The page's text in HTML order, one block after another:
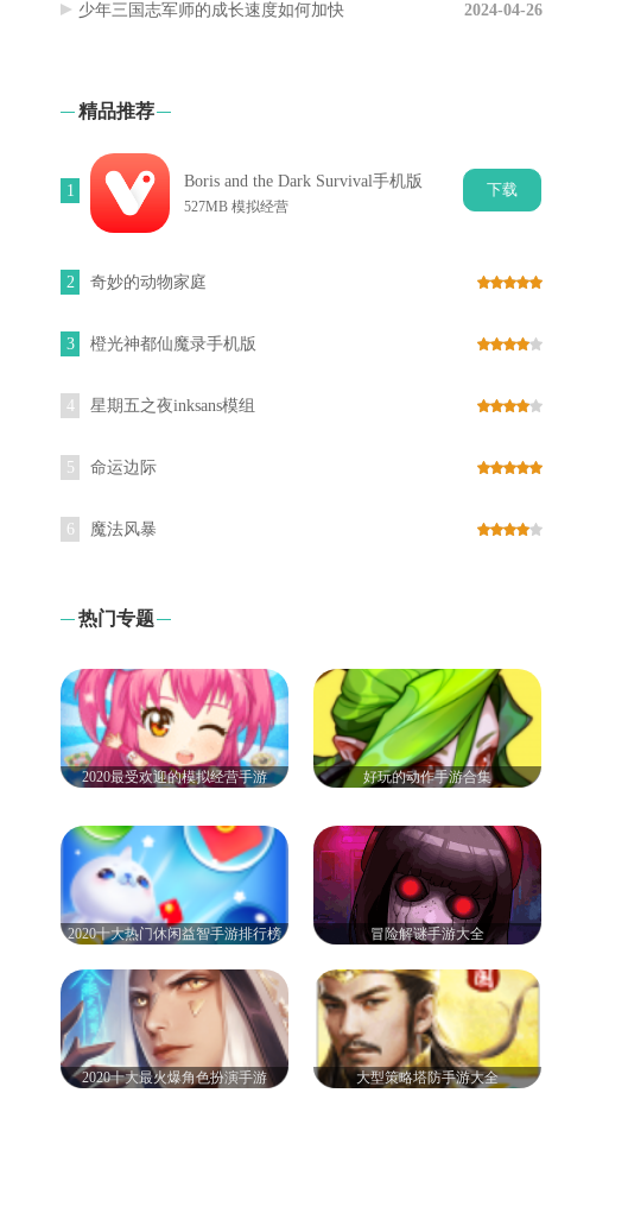
少年三国志军师的成长速度如何加快 2024-04-26
精品推荐
1
Boris and the Dark Survival手机版
527MB 模拟经营
下载
2 奇妙的动物家庭
3 橙光神都仙魔录手机版
4 星期五之夜inksans模组
5 命运边际
6 魔法风暴
热门专题
2020最受欢迎的模拟经营手游 好玩的动作手游合集
2020十大热门休闲益智手游排行榜 冒险解谜手游大全
2020十大最火爆角色扮演手游 大型策略塔防手游大全